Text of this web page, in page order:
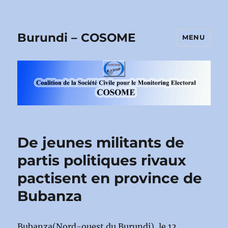
Burundi – COSOME MENU
De jeunes militants de
partis politiques rivaux
pactisent en province de
Bubanza